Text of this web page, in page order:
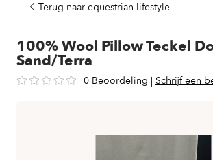
Terug naar equestrian lifestyle
100% Wool Pillow Teckel
Sand/Terra
0 Beoordeling | Schrijf een